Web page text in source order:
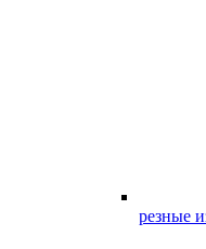
резные